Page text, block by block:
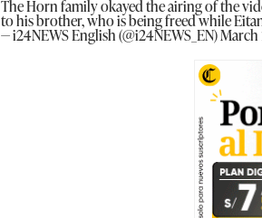
The Horn family okayed the airing of the
to his brother, who is being freed while
— i24NEWS English (@i24NEWS_EN)March